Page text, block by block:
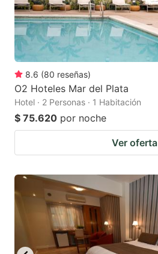
8.6 (80 reseñas)
O2 Hoteles Mar del Plata
Hotel · 2 Personas · 1 Habitación
$ 75.620 por noche
Ver oferta